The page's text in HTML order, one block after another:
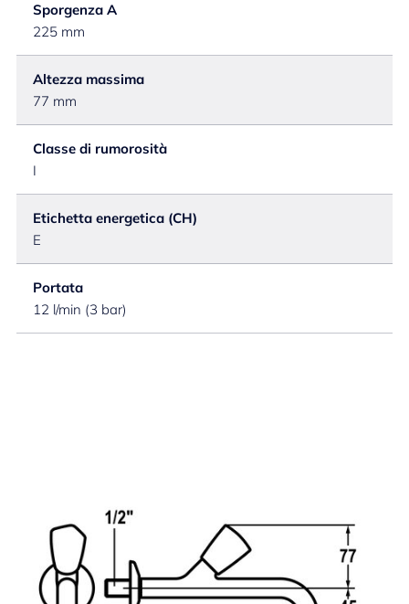
Sporgenza A
225 mm
Altezza massima
77 mm
Classe di rumorosità
I
Etichetta energetica (CH)
E
Portata
12 l/min (3 bar)